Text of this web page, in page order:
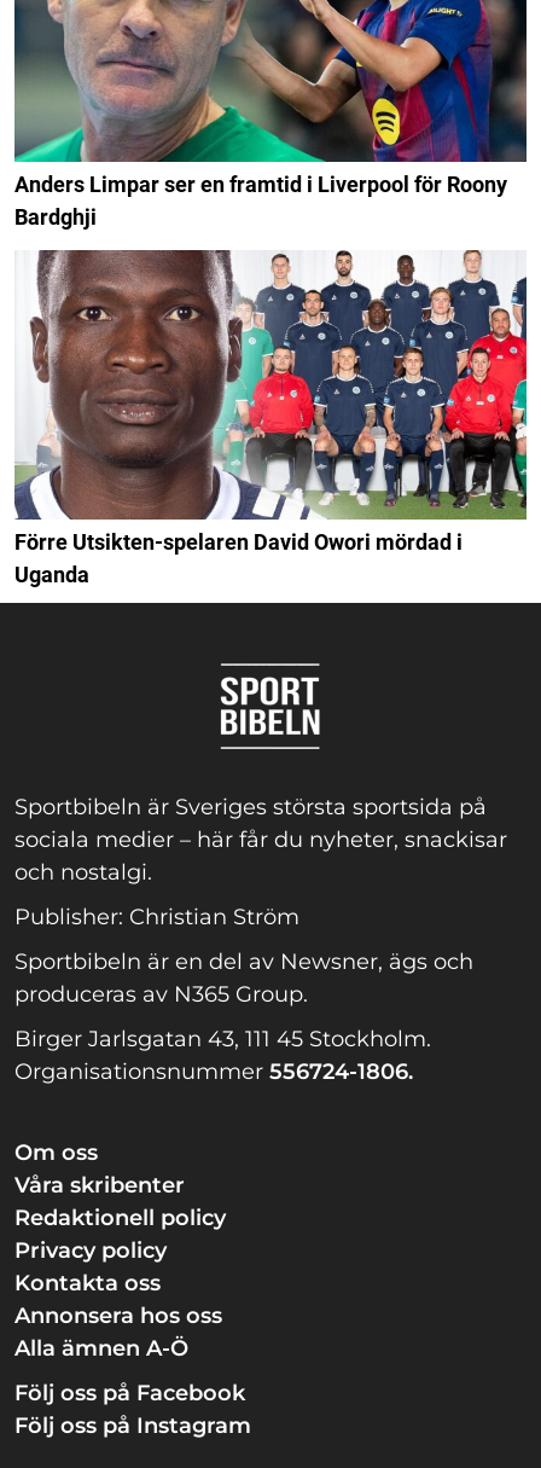
Anders Limpar ser en framtid i Liverpool för Roony
Bardghji
Förre Utsikten-spelaren David Owori mördad i
Uganda
Sportbibeln är Sveriges största sportsida på
sociala medier – här får du nyheter, snackisar
och nostalgi.
Publisher: Christian Ström
Sportbibeln är en del av Newsner, ägs och
produceras av N365 Group.
Birger Jarlsgatan 43, 111 45 Stockholm.
Organisationsnummer 556724-1806.
Om oss
Våra skribenter
Redaktionell policy
Privacy policy
Kontakta oss
Annonsera hos oss
Alla ämnen A-Ö
Följ oss på Facebook
Följ oss på Instagram